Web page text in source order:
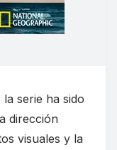
serie ha sido
dirección
visuales y la